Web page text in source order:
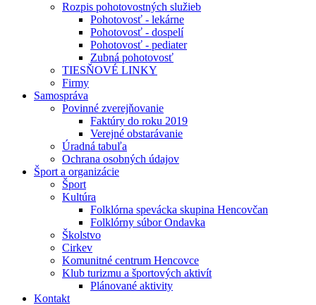
Rozpis pohotovostných služieb
Pohotovosť - lekárne
Pohotovosť - dospelí
Pohotovosť - pediater
Zubná pohotovosť
TIESŇOVÉ LINKY
Firmy
Samospráva
Povinné zverejňovanie
Faktúry do roku 2019
Verejné obstarávanie
Úradná tabuľa
Ochrana osobných údajov
Šport a organizácie
Šport
Kultúra
Folklórna spevácka skupina Hencovčan
Folklórny súbor Ondavka
Školstvo
Cirkev
Komunitné centrum Hencovce
Klub turizmu a športových aktivít
Plánované aktivity
Kontakt